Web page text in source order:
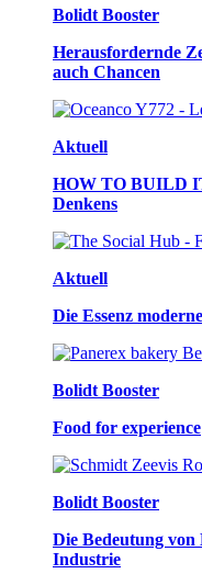
Bolidt Booster
Herausfordernde
auch Chancen
Aktuell
HOW TO BUILD
Denkens
Aktuell
Die Essenz
Bolidt Booster
Food for experience
Bolidt Booster
Die Bedeutung von
Industrie